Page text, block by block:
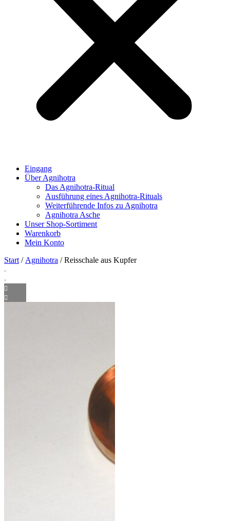
Eingang
Über Agnihotra
Das Agnihotra-Ritual
Ausführung eines Agnihotra-Rituals
Weiterführende Infos zu Agnihotra
Agnihotra Asche
Unser Shop-Sortiment
Warenkorb
Mein Konto
Start / Agnihotra / Reisschale aus Kupfer